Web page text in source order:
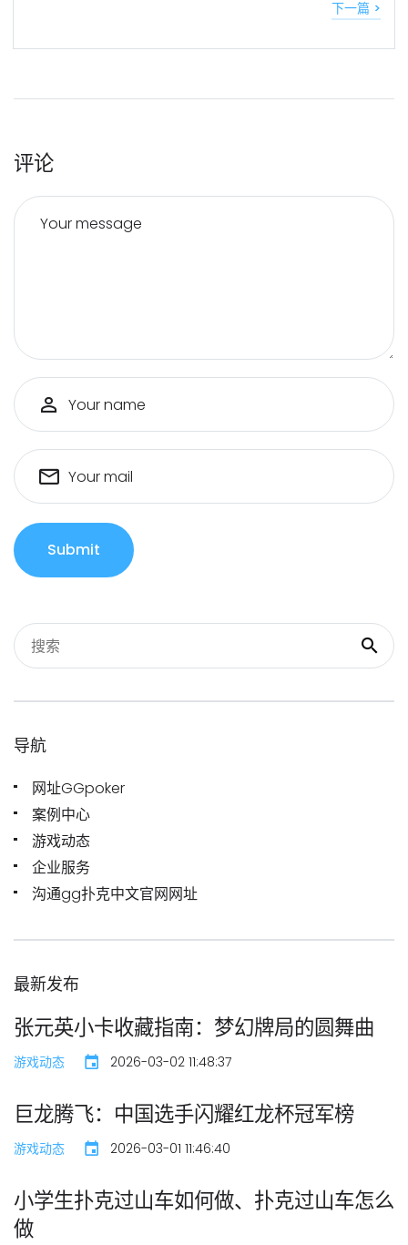
下一篇 >
评论
Your message
Your name
Your mail
Submit
导航
网址GGpoker
案例中心
游戏动态
企业服务
沟通gg扑克中文官网网址
最新发布
张元英小卡收藏指南：梦幻牌局的圆舞曲
游戏动态 2026-03-02 11:48:37
巨龙腾飞：中国选手闪耀红龙杯冠军榜
游戏动态 2026-03-01 11:46:40
小学生扑克过山车如何做、扑克过山车怎么
做